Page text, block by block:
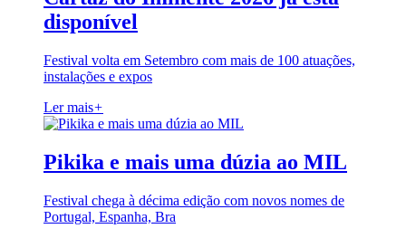
disponível
Festival volta em Setembro com mais de 100 atuações,
instalações e expos
Ler mais+
Pikika e mais uma dúzia ao MIL
Festival chega à décima edição com novos nomes de
Portugal, Espanha, Bra